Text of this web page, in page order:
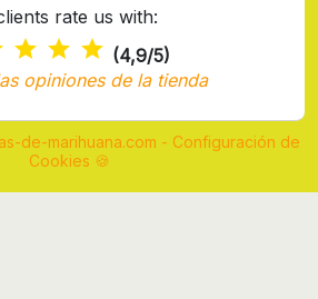
rate us with:
(4,9/5)
opiniones de la tienda
de-marihuana.com - Configuración de
Cookies 🍪